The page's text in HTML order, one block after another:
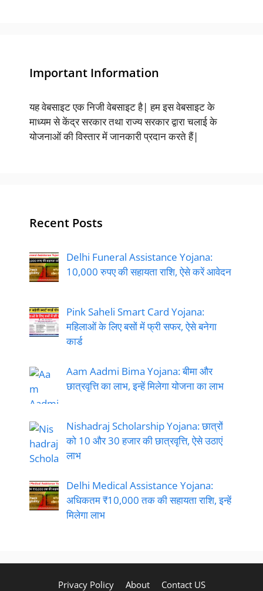
Important Information
यह वेबसाइट एक निजी वेबसाइट है| हम इस वेबसाइट के
माध्यम से केंद्र सरकार तथा राज्य सरकार द्वारा चलाई के
योजनाओं की विस्तार में जानकारी प्रदान करते हैं|
Recent Posts
Delhi Funeral Assistance Yojana:
10,000 रुपए की सहायता राशि, ऐसे करें आवेदन
Pink Saheli Smart Card Yojana:
महिलाओं के लिए बसों में फ्री सफर, ऐसे बनेगा
कार्ड
Aam Aadmi Bima Yojana: बीमा और
छात्रवृत्ति का लाभ, इन्हें मिलेगा योजना का लाभ
Nishadraj Scholarship Yojana: छात्रों
को 10 और 30 हजार की छात्रवृत्ति, ऐसे उठाएं
लाभ
Delhi Medical Assistance Yojana:
अधिकतम ₹10,000 तक की सहायता राशि, इन्हें
मिलेगा लाभ
Privacy Policy About Contact US